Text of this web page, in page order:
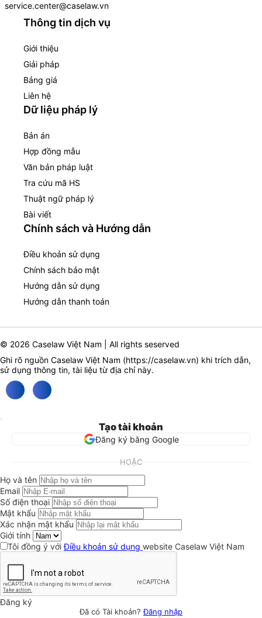
service.center@caselaw.vn
Thông tin dịch vụ
Giới thiệu
Giải pháp
Bảng giá
Liên hệ
Dữ liệu pháp lý
Bản án
Hợp đồng mẫu
Văn bản pháp luật
Tra cứu mã HS
Thuật ngữ pháp lý
Bài viết
Chính sách và Hướng dẫn
Điều khoản sử dụng
Chính sách bảo mật
Hướng dẫn sử dụng
Hướng dẫn thanh toán
© 2026 Caselaw Việt Nam | All rights seserved
Ghi rõ nguồn Caselaw Việt Nam (https://caselaw.vn) khi trích dẫn,
sử dụng thông tin, tài liệu từ địa chỉ này.
Tạo tài khoản
Đăng ký bằng Google
HOẶC
Họ và tên
Email
Số điện thoại
Mật khẩu
Xác nhận mật khẩu
Giới tính
Tôi đồng ý vớiĐiều khoản sử dụng website Caselaw Việt Nam
Đăng ký
Đã có Tài khoản?Đăng nhập